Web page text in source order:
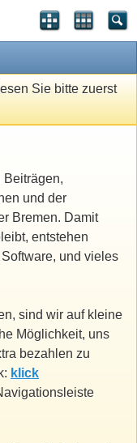
Sie bitte zuerst
Beiträgen,
und der
Bremen. Damit
entstehen
und vieles
sind wir auf kleine
Möglichkeit, uns
bezahlen zu
klick